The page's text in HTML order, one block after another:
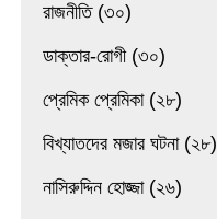
রাজনীতি (৩০)
ডাক্তার-রোগী (৩০)
প্রেমিক প্রেমিকা (২৮)
বিখ্যাতদের মজার ঘটনা (২৮)
নাসিরুদ্দিন হোজ্জা (২৬)